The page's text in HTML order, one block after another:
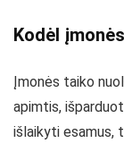
Kodėl
Įmonės taiko
apimtis,
išlaikyti esamus,